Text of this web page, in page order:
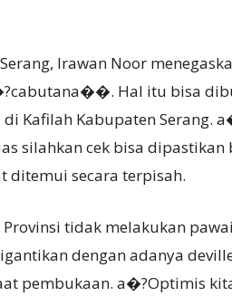
Irawan Noor
Hal itu bisa
Kafilah Kabupaten Serang.
silahkan cek bisa dipastikan
ditemui secara terpisah.
Provinsi tidak melakukan
dengan adanya
pembukaan. a�?Optimis